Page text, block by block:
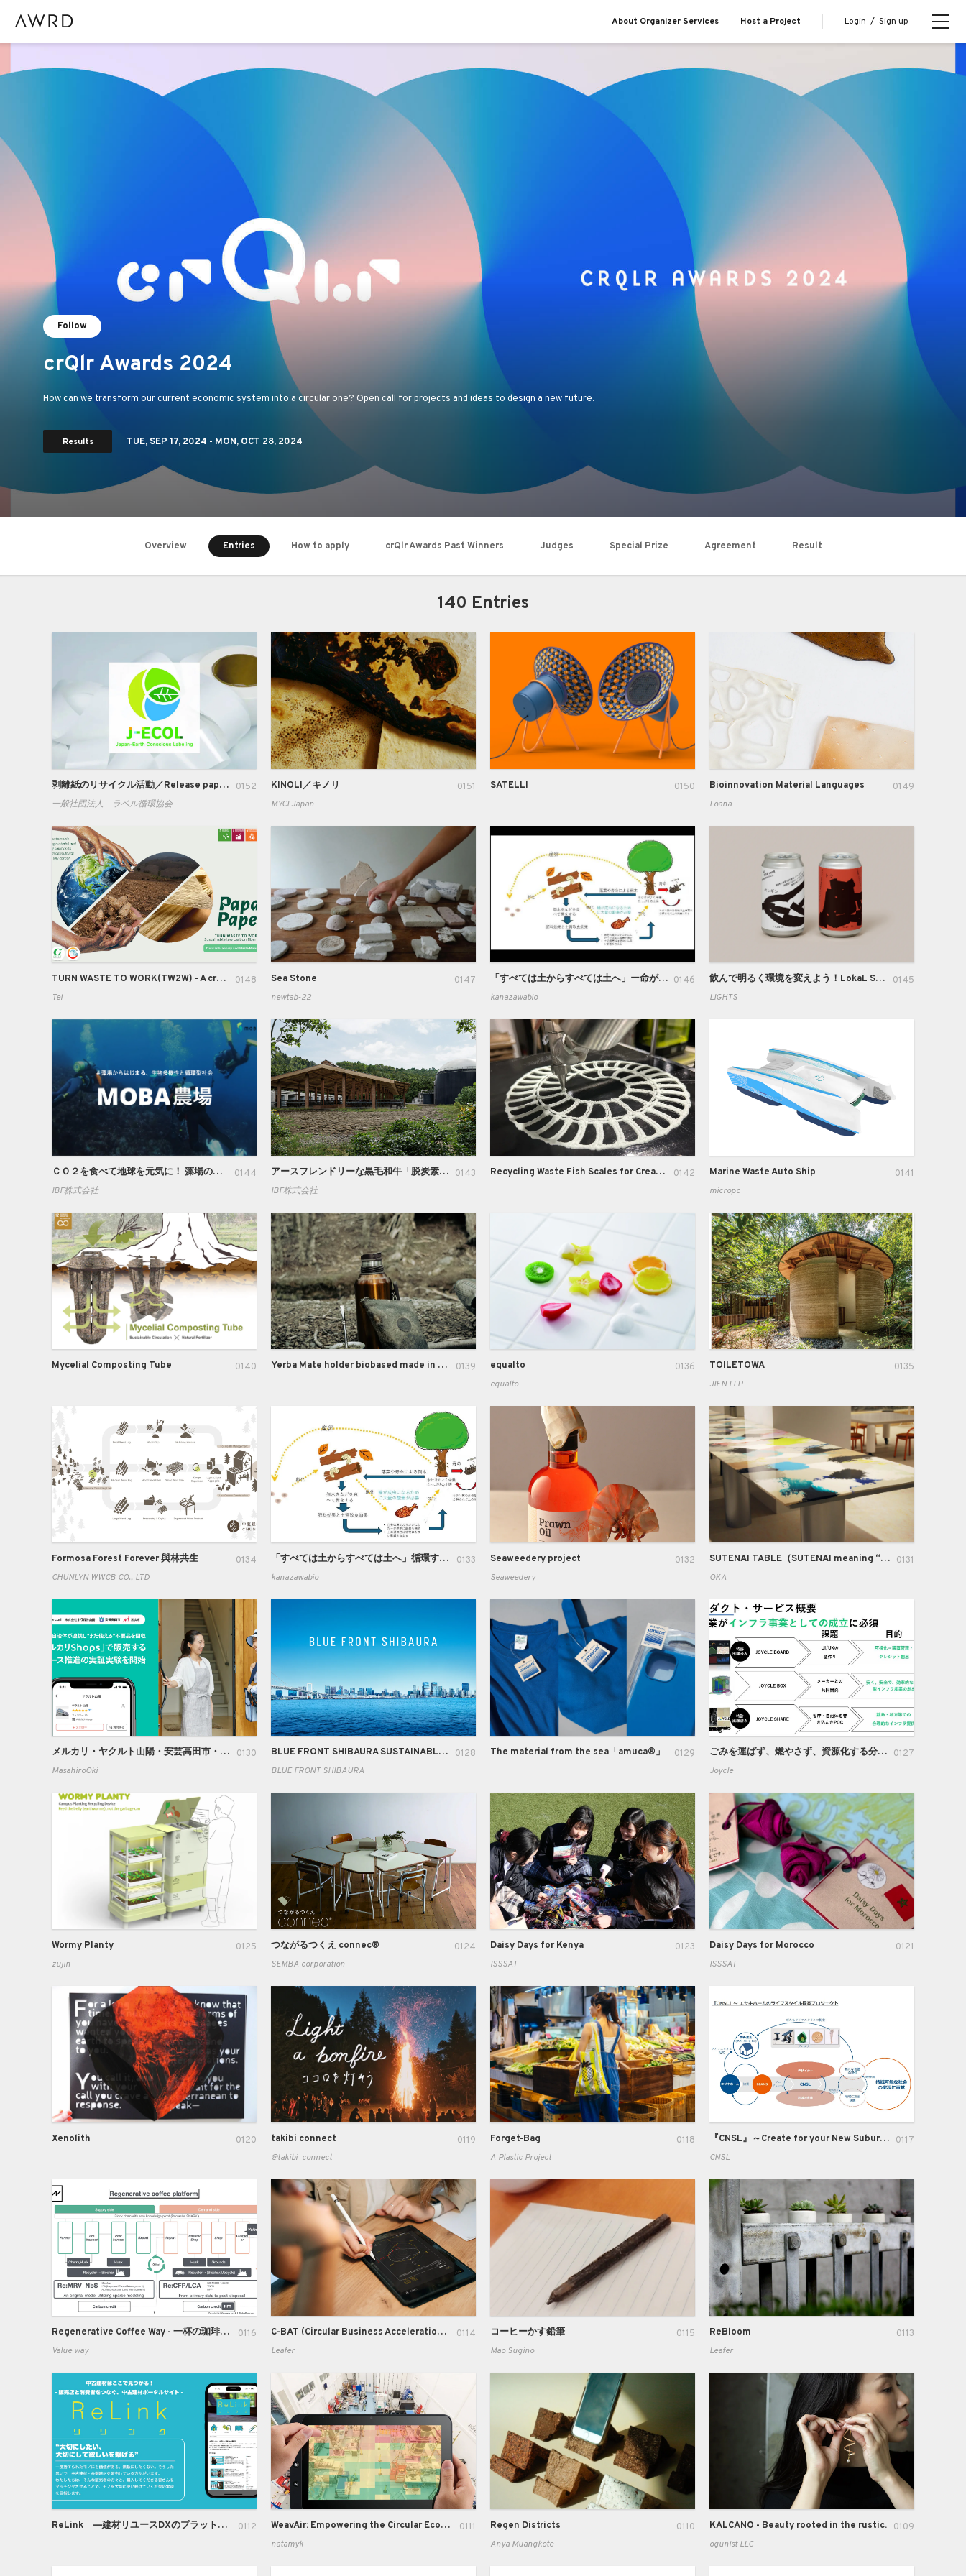
About Organizer Services Host a Project Login / Sign up
Follow
crQlr Awards 2024
How can we transform our current economic system into a circular one? Open call for projects and ideas to design a new future.
Results TUE,SEP 17, 2024 - MON, OCT 28, 2024
Overview Entries How to apply crQlr Awards Past Winners Judges Special Prize Agreement Result
140 Entries
0152
剥離紙のリサイクル活動／Release paper recycling activities
一般社団法人 ラベル循環協会
0151
KINOLI／キノリ
MYCLJapan
0150
SATELLI 0149
Bioinnovation Material Languages
Loana
0148
TURN WASTE TO WORK(TW2W) - A creating eco-friendly paper packaging using no-burn corn husk from Thailand.
Tei
0147
Sea Stone
newtab-22
0146
「すべては土からすべては土へ」ー命が循環するするカブトムシ計画 “Everything is from soil to soil” - Beetle project where life circulates
kanazawabio
0145
飲んで明るく環境を変えよう！LokaL Shopのパンビールプロジェクト／Cheers to a Brighter World! - LokaL Shop's Bread Beer Project.
LIGHTS
0144
ＣＯ２を食べて地球を元気に！ 藻場の再生からはじまる、生物多様性と循環型社会
IBF株式会社
0143
アースフレンドリーな黒毛和牛「脱炭素牛」の開発と、有機系廃棄物を原材料としたメタン発酵バイオガス発電による循環型社会の創造
IBF株式会社
0142
Recycling Waste Fish Scales for Creative Design and Reuse through 3D Printing Technology 0141
Marine Waste Auto Ship
micropc
0140
Mycelial Composting Tube 0139
Yerba Mate holder biobased made in Chilean Patagonia 0136
equalto
equalto
0135
TOILETOWA
JIEN LLP
0134
Formosa Forest Forever 與林共生
CHUNLYN WWCB CO., LTD
0133
「すべては土からすべては土へ」循環するカブトムシ
kanazawabio
0132
Seaweedery project
Seaweedery
0131
SUTENAI TABLE（SUTENAI meaning “not to throw away” in Japanese）
OKA
0130
メルカリ・ヤクルト山陽・安芸高田市・三次市による”三方よし”のリユース推進を目指す実証実験
MasahiroOki
0128
BLUE FRONT SHIBAURA SUSTAINABLE ACTION
BLUE FRONT SHIBAURA
0129
The material from the sea「amuca®」 0127
ごみを運ばず、燃やさず、資源化する分散型インフラサービスJOYCLE
Joycle
0125
Wormy Planty
zujin
0124
つながるつくえ connec®
SEMBA corporation
0123
Daisy Days for Kenya
ISSSAT
0121
Daisy Days for Morocco
ISSSAT
0120
Xenolith 0119
takibi connect
@takibi_connect
0118
Forget-Bag
A Plastic Project
0117
『CNSL』～Create for your New Suburban Sustainable Life～
CNSL
0116
Regenerative Coffee Way - 一杯の珈琲が社会を Regeneration(再生)する -
Value way
0114
C-BAT (Circular Business Acceleration Tool)
Leafer
0115
コーヒーかす鉛筆
Mao Sugino
0113
ReBloom
Leafer
0112
ReLink ―建材リユースDXのプラットフォーム― 0111
WeavAir: Empowering the Circular Economy through Innovative Resource Monitoring and Management
natamyk
0110
Regen Districts
Anya Muangkote
0109
KALCANO - Beauty rooted in the rustic.
ogunist LLC